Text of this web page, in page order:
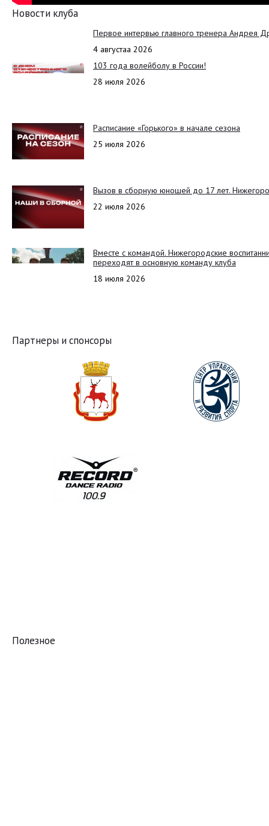
Новости клуба
Первое интервью главного тренера Андрея
4 августаа 2026
103 года волейболу в России!
28 июля 2026
Расписание «Горького» в начале сезона
25 июля 2026
Вызов в сборную юношей до 17 лет.
22 июля 2026
Вместе с командой. Нижегородские
переходят в основную команду клуба
18 июля 2026
Партнеры и спонсоры
Полезное